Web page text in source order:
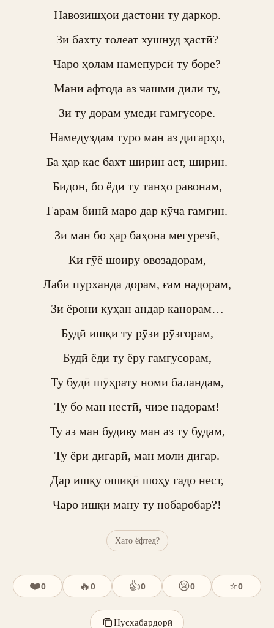
Навозишҳои дастони ту даркор.
Зи бахту толеат хушнуд ҳастӣ?
Чаро ҳолам намепурсӣ ту боре?
Мани афтода аз чашми дили ту,
Зи ту дорам умеди ғамгусоре.
Намедуздам туро ман аз дигарҳо,
Ба ҳар кас бахт ширин аст, ширин.
Бидон, бо ёди ту танҳо равонам,
Гарам бинӣ маро дар кӯча ғамгин.
Зи ман бо ҳар баҳона мегурезӣ,
Ки гӯё шоиру овозадорам,
Лаби пурханда дорам, ғам надорам,
Зи ёрони куҳан андар канорам…
Будӣ ишқи ту рӯзи рӯзгорам,
Будӣ ёди ту ёру ғамгусорам,
Ту будӣ шӯҳрату номи баландам,
Ту бо ман нестӣ, чизе надорам!
Ту аз ман будиву ман аз ту будам,
Ту ёри дигарӣ, ман моли дигар.
Дар ишқу ошиқӣ шоҳу гадо нест,
Чаро ишқи ману ту нобаробар?!
Хато ёфтед?
❤️0 🔥0 👍0 😢0 ⭐0
Нусхабардорӣ